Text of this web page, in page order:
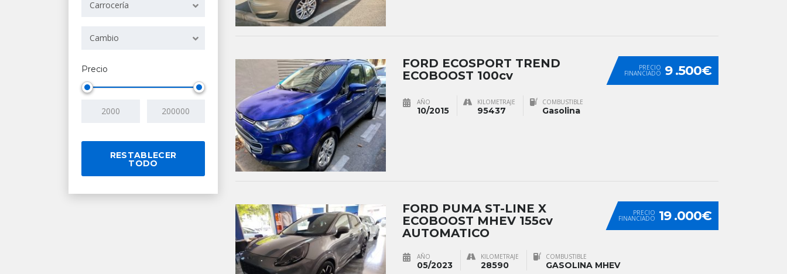
Carrocería
Cambio
Precio
RESTABLECER
TODO
PRECIO
FINANCIADO 9 .500€
FORD ECOSPORT TREND
ECOBOOST 100cv
AÑO
10/2015
KILOMETRAJE
95437
COMBUSTIBLE
Gasolina
PRECIO
FINANCIADO 19 .000€
FORD PUMA ST-LINE X
ECOBOOST MHEV 155cv
AUTOMATICO
AÑO
05/2023
KILOMETRAJE
28590
COMBUSTIBLE
GASOLINA MHEV